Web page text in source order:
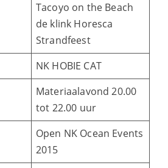
Tacoyo on the Beach
de klink Horesca
Strandfeest
NK HOBIE CAT
Materiaalavond 20.00
tot 22.00 uur
Open NK Ocean Events
2015